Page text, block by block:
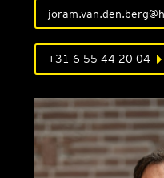
+31 6 55 44 20 04